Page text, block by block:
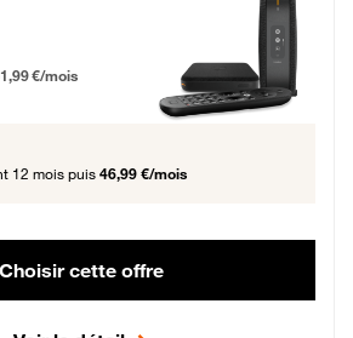
12 mois puis 51,99 € par mois, Engagement 12 mois
€/mois
12 mois puis 46,99 €/mois
Choisir cette offre